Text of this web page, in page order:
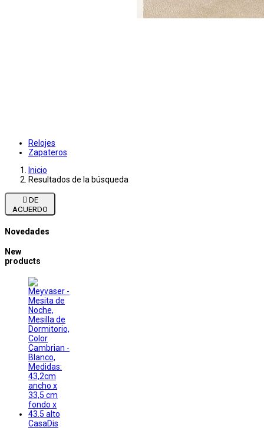
Relojes
Zapateros
Inicio
Resultados de la búsqueda

ACUERDO
Novedades
New
products
CasaDis